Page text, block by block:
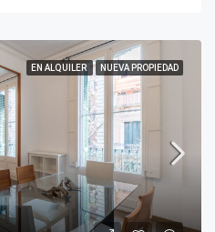
EN ALQUILER NUEVA PROPIEDAD